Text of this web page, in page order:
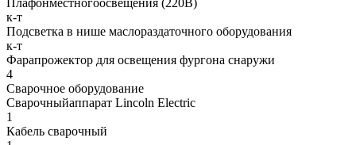
к-т
Подсветка в нише маслораздаточного оборудования
к-т
Фарапрожектор для освещения фургона снаружи
4
Сварочное оборудование
Сварочныйаппарат Lincoln Electric
1
Кабель сварочный